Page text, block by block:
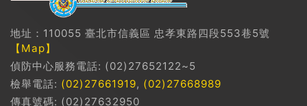
地址：110055 臺北市信義區 忠孝東路四段553巷5號
【Map】
偵防中心服務電話: (02)27652122~5
檢舉電話: (02)27661919, (02)27668989
傳真號碼: (02)27632950